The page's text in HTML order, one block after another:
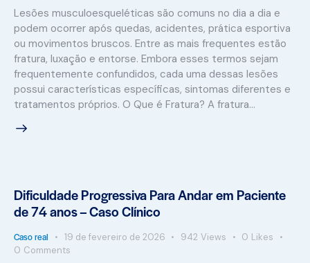
Lesões musculoesqueléticas são comuns no dia a dia e
podem ocorrer após quedas, acidentes, prática esportiva
ou movimentos bruscos. Entre as mais frequentes estão
fratura, luxação e entorse. Embora esses termos sejam
frequentemente confundidos, cada uma dessas lesões
possui características específicas, sintomas diferentes e
tratamentos próprios. O Que é Fratura? A fratura…
Dificuldade Progressiva Para Andar em Paciente
de 74 anos – Caso Clínico
Caso real 19 de fevereiro de 2026 942 Views 0 Likes
0 Comments